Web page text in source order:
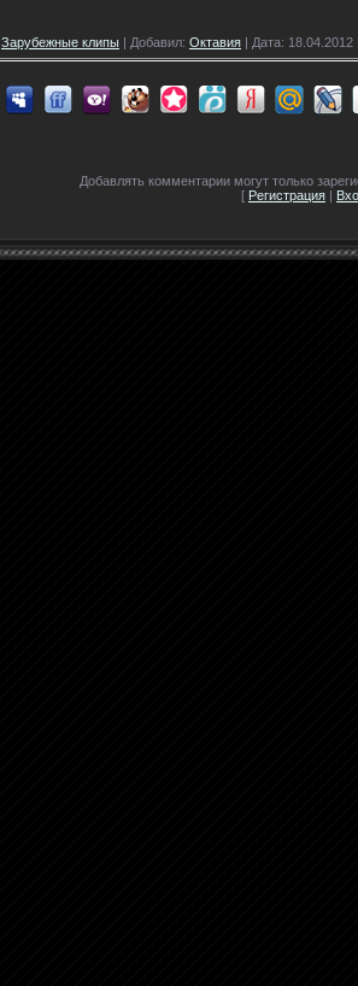
Зарубежные клипы | Добавил: Октавия | Дата: 18.04.2012 |
Добавлять комментарии могут только
[ Регистрация |